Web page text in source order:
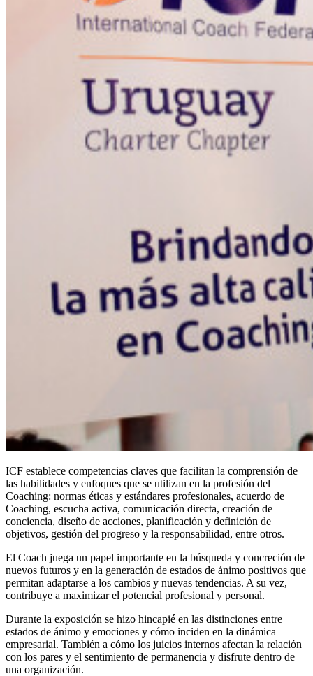
ICF establece competencias claves que facilitan la comprensión de
las habilidades y enfoques que se utilizan en la profesión del
Coaching: normas éticas y estándares profesionales, acuerdo de
Coaching, escucha activa, comunicación directa, creación de
conciencia, diseño de acciones, planificación y definición de
objetivos, gestión del progreso y la responsabilidad, entre otros.
El Coach juega un papel importante en la búsqueda y concreción de
nuevos futuros y en la generación de estados de ánimo positivos que
permitan adaptarse a los cambios y nuevas tendencias. A su vez,
contribuye a maximizar el potencial profesional y personal.
Durante la exposición se hizo hincapié en las distinciones entre
estados de ánimo y emociones y cómo inciden en la dinámica
empresarial. También a cómo los juicios internos afectan la relación
con los pares y el sentimiento de permanencia y disfrute dentro de
una organización.